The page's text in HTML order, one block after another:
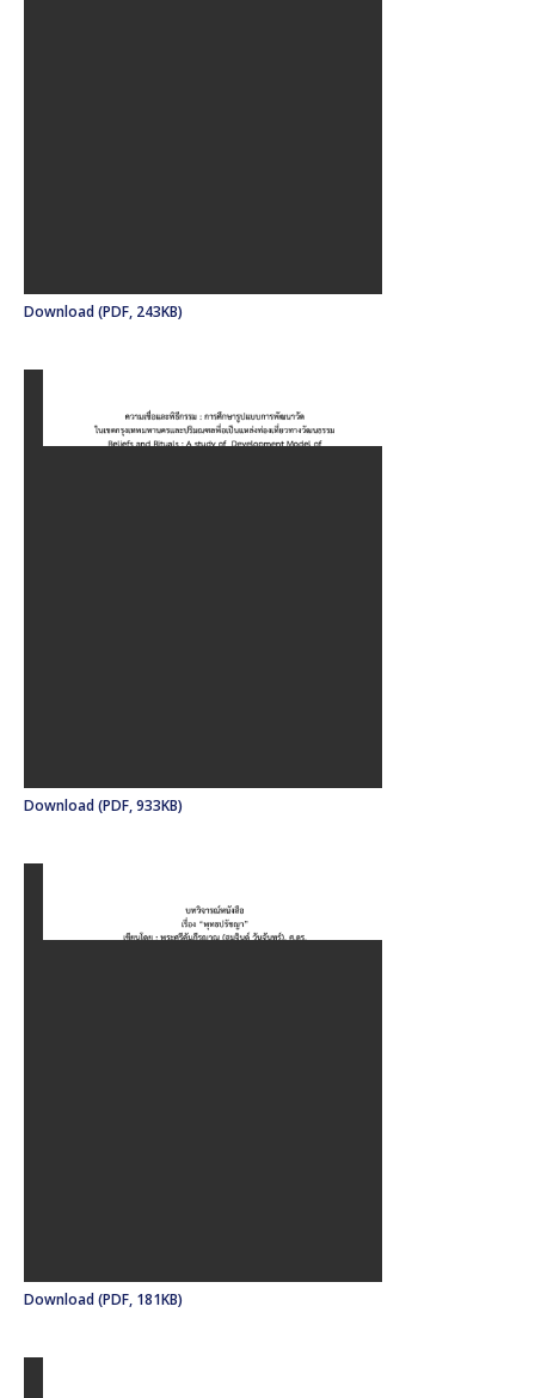
Download (PDF, 243KB)
Download (PDF, 933KB)
Download (PDF, 181KB)